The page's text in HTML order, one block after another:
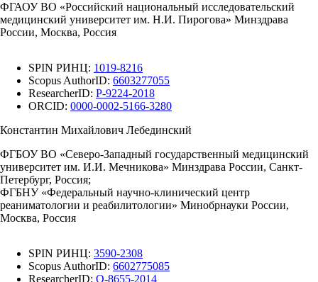
ФГАОУ ВО «Российский национальный исследовательский
медицинский университет им. Н.И. Пирогова» Минздрава
России, Москва, Россия
SPIN РИНЦ: 1019-8216
Scopus AuthorID: 6603277055
ResearcherID: P-9224-2018
ORCID: 0000-0002-5166-3280
Константин Михайлович Лебединский
ФГБОУ ВО «Северо-Западный государственный медицинский
университет им. И.И. Мечникова» Минздрава России, Санкт-
Петербург, Россия;
ФГБНУ «Федеральный научно-клинический центр
реаниматологии и реабилитологии» Минобрнауки России,
Москва, Россия
SPIN РИНЦ: 3590-2308
Scopus AuthorID: 6602775085
ResearcherID: O-8655-2014